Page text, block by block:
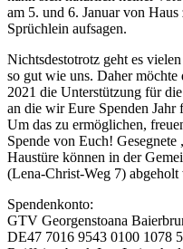
am 5. und 6. Januar von
Sprüchlein aufsagen.
Nichtsdestotrotz geht es
so gut wie uns. Daher möchte
2021 die Unterstützung für
an die wir Eure Spenden Jahr
Um das zu ermöglichen,
Spende von Euch!
Haustüre können in der
(Lena-Christ-Weg 7) abgeholt
Spendenkonto:
GTV Georgenstoana
DE47 7016 9543 0100 1078